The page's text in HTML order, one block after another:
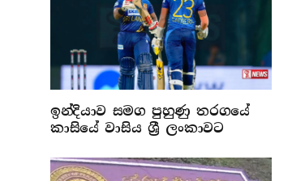
ඉන්දියාව සමග පුහුණු තරගයේ
කාසියේ වාසිය ශ්‍රී ලංකාවට